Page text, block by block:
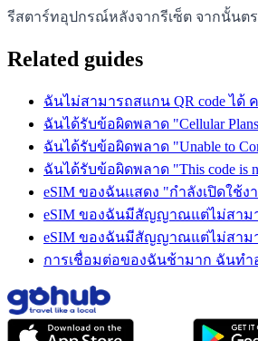
รีสตาร์ทอุปกรณ์หลังจากรีเซ็ต จากนั้นต
Related guides
ฉันไม่สามารถสแกน QR code ได้
ฉันได้รับข้อผิดพลาด "Cellular Plans
ฉันได้รับข้อผิดพลาด "Unable to
ฉันได้รับข้อผิดพลาด "This code is
eSIM ของฉันแสดง "กำลังเปิดใช้ง
eSIM ของฉันมีสัญญาณแต่ไม่สามา
eSIM ของฉันมีสัญญาณแต่ไม่สามา
การเชื่อมต่อของฉันช้ามาก ฉันทำ